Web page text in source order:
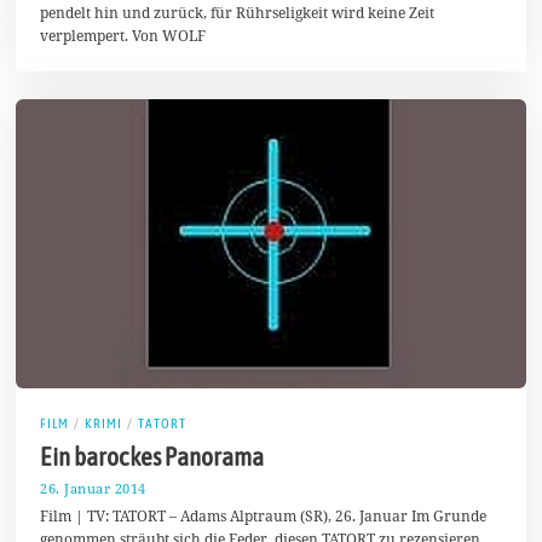
pendelt hin und zurück, für Rührseligkeit wird keine Zeit
verplempert. Von WOLF
FILM / KRIMI / TATORT
Ein barockes Panorama
26. Januar 2014
.
F
Film | TV: TATORT – Adams Alptraum (SR), 26. Januar Im Grunde